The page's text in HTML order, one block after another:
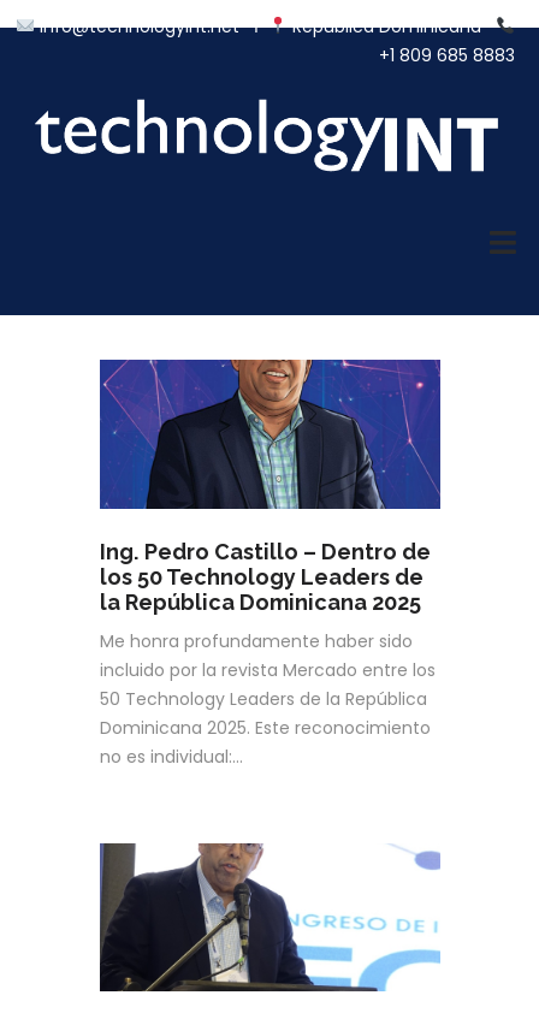
info@technologyint.netΙ
República Dominicana
+1 809 685 8883
Ing. Pedro Castillo – Dentro de
los 50 Technology Leaders de
la República Dominicana 2025
Me honra profundamente haber sido
incluido por la revista Mercado entre los
50 Technology Leaders de la República
Dominicana 2025. Este reconocimiento
no es individual:…